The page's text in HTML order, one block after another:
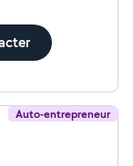
Auto-entrepreneur